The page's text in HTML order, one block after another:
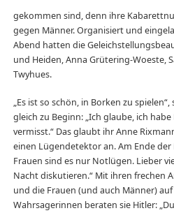
gekommen sind, denn ihre
gegen Männer. Organisiert und
Abend hatten die
und Heiden, Anna Grütering-Woeste,
Twyhues.
„Es ist so schön, in Borken zu
gleich zu Beginn: „Ich glaube, ich
vermisst.“ Das glaubt ihr Anne
einen Lügendetektor an. Am Ende der
Frauen sind es nur Notlügen. Lieber
Nacht diskutieren.“ Mit ihren frechen
und die Frauen (und auch Männer) auf
Wahrsagerinnen beraten sie Hitler: